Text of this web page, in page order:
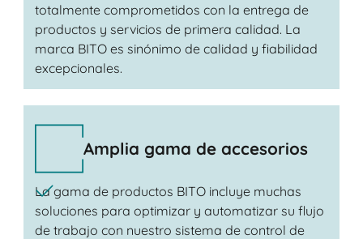
totalmente comprometidos con la entrega de
productos y servicios de primera calidad. La
marca BITO es sinónimo de calidad y fiabilidad
excepcionales.
Amplia gama de accesorios
La gama de productos BITO incluye muchas
soluciones para optimizar y automatizar su flujo
de trabajo con nuestro sistema de control de